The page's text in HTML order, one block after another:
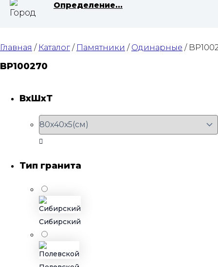
Определение...
Главная / Каталог / Памятники / Одинарные /
BP100270
Тип гранита
Сибирский
ВхШхТ